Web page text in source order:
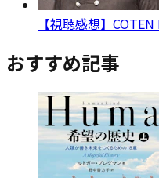
【視聴感想】
おすすめ記事